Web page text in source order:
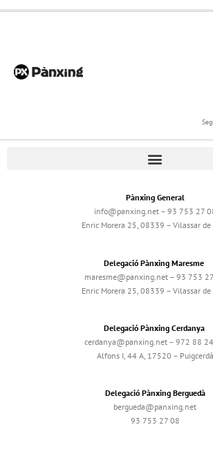
Pànxing General
info@panxing.net – 93 753 27
Enric Morera 25, 08339 – Vilassar
Delegació Pànxing Maresme
maresme@panxing.net – 93 753
Enric Morera 25, 08339 – Vilassar
Delegació Pànxing Cerdanya
cerdanya@panxing.net – 972 88
Alfons I, 44 A, 17520 – Puigcerdà
Delegació Pànxing Berguedà
bergueda@panxing.net
93 753 27 08